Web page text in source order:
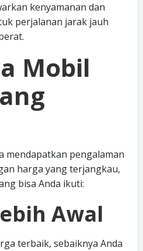
kenyamanan dan
perjalanan jarak jauh
Mobil
mendapatkan pengalaman
harga yang terjangkau,
bisa Anda ikuti:
Awal
terbaik, sebaiknya Anda